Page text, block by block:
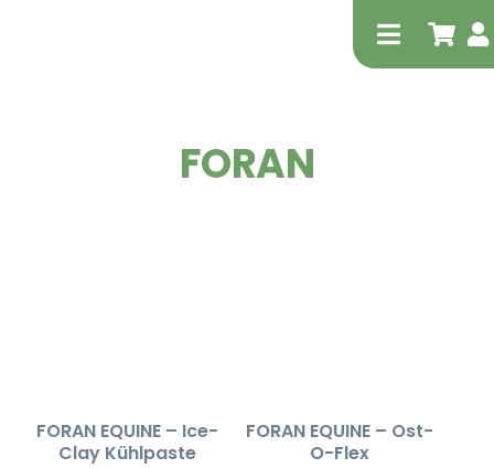
Toggle
FORAN
FORAN EQUINE – Ice-
Clay Kühlpaste
FORAN EQUINE – Ost-
O-Flex